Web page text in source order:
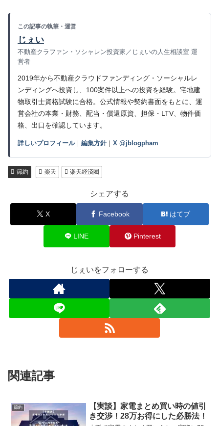
この記事の執筆・運営
じぇい
不動産クラファン・ソシャレン投資家／じぇいの人生相談室 運
営者
2019年から不動産クラウドファンディング・ソーシャルレ
ンディングへ投資し、100案件以上への投資を経験。宅地建
物取引士資格試験に合格。公式情報や契約書面をもとに、運
営会社の本業・財務、配当・償還原資、担保・LTV、物件価
格、出口を確認しています。
詳しいプロフィール｜ 編集方針 ｜ X @jblogpham
節約 楽天 楽天経済圏
シェアする
X Facebook はてブ
LINE Pinterest
じぇいをフォローする
関連記事
節約
【実談】家電まとめ買い時の値引
き交渉！28万お得にした必勝法！